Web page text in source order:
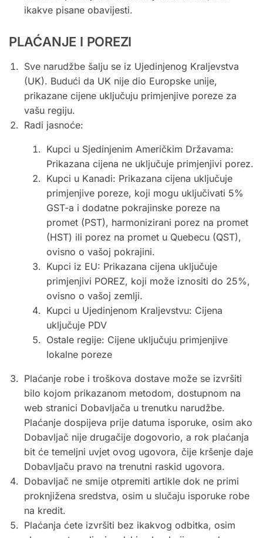
ikakve pisane obavijesti.
PLAĆANJE I POREZI
Sve narudžbe šalju se iz Ujedinjenog Kraljevstva
(UK). Budući da UK nije dio Europske unije,
prikazane cijene uključuju primjenjive poreze za
vašu regiju.
Radi jasnoće:
Kupci u Sjedinjenim Američkim Državama:
Prikazana cijena ne uključuje primjenjivi porez.
Kupci u Kanadi: Prikazana cijena uključuje
primjenjive poreze, koji mogu uključivati ​​5%
GST-a i dodatne pokrajinske poreze na
promet (PST), harmonizirani porez na promet
(HST) ili porez na promet u Quebecu (QST),
ovisno o vašoj pokrajini.
Kupci iz EU: Prikazana cijena uključuje
primjenjivi POREZ, koji može iznositi do 25%,
ovisno o vašoj zemlji.
Kupci u Ujedinjenom Kraljevstvu: Cijena
uključuje PDV
Ostale regije: Cijene uključuju primjenjive
lokalne poreze
Plaćanje robe i troškova dostave može se izvršiti
bilo kojom prikazanom metodom, dostupnom na
web stranici Dobavljača u trenutku narudžbe.
Plaćanje dospijeva prije datuma isporuke, osim ako
Dobavljač nije drugačije dogovorio, a rok plaćanja
bit će temeljni uvjet ovog ugovora, čije kršenje daje
Dobavljaču pravo na trenutni raskid ugovora.
Dobavljač ne smije otpremiti artikle dok ne primi
proknjižena sredstva, osim u slučaju isporuke robe
na kredit.
Plaćanja ćete izvršiti bez ikakvog odbitka, osim